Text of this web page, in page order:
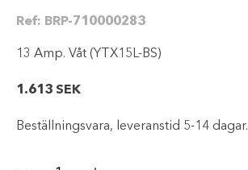
Ref: BRP-710000283
13 Amp. Våt (YTX15L-BS)
1.613 SEK
Beställningsvara, leveranstid 5-14 dagar.